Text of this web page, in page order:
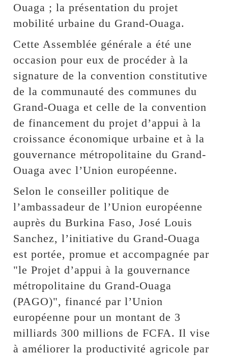
Ouaga ; la présentation du projet
mobilité urbaine du Grand-Ouaga.
Cette Assemblée générale a été une
occasion pour eux de procéder à la
signature de la convention constitutive
de la communauté des communes du
Grand-Ouaga et celle de la convention
de financement du projet d’appui à la
croissance économique urbaine et à la
gouvernance métropolitaine du Grand-
Ouaga avec l’Union européenne.
Selon le conseiller politique de
l’ambassadeur de l’Union européenne
auprès du Burkina Faso, José Louis
Sanchez, l’initiative du Grand-Ouaga
est portée, promue et accompagnée par
"le Projet d’appui à la gouvernance
métropolitaine du Grand-Ouaga
(PAGO)", financé par l’Union
européenne pour un montant de 3
milliards 300 millions de FCFA. Il vise
à améliorer la productivité agricole par